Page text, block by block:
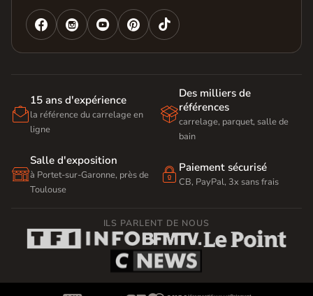
   

15 ans d'expérience
la référence du carrelage en
ligne

Des milliers de
références
carrelage, parquet, salle de
bain

Salle d'exposition
à Portet-sur-Garonne, près de
Toulouse
 Paiement sécurisé
CB, PayPal, 3x sans frais
ILS PARLENT DE NOUS